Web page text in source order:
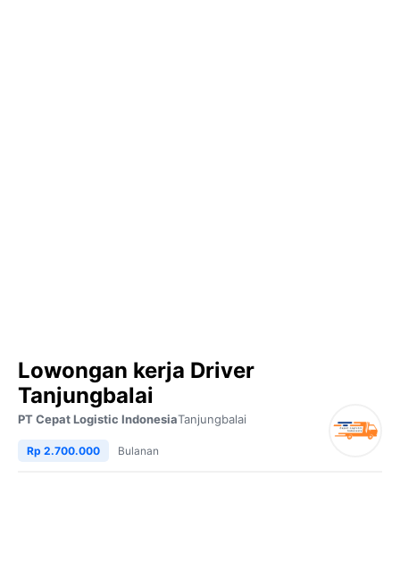
Lowongan kerja Driver
Tanjungbalai
PT Cepat Logistic IndonesiaTanjungbalai
Rp 2.700.000 Bulanan